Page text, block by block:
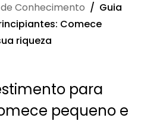
cessão de
de Conhecimento / Guia
Comece
riqueza
para
pequeno e